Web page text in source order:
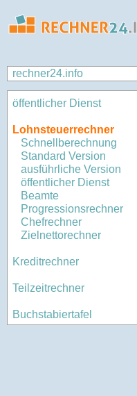
rechner24.info
öffentlicher Dienst
Lohnsteuerrechner
Schnellberechnung
Standard Version
ausführliche Version
öffentlicher Dienst
Beamte
Progressionsrechner
Chefrechner
Zielnettorechner
Kreditrechner
Teilzeitrechner
Buchstabiertafel